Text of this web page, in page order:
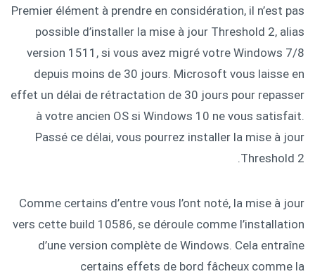
Premier élément à prendre en considération, il n’est pas
possible d’installer la mise à jour Threshold 2, alias
version 1511, si vous avez migré votre Windows 7/8
depuis moins de 30 jours. Microsoft vous laisse en
effet un délai de rétractation de 30 jours pour repasser
à votre ancien OS si Windows 10 ne vous satisfait.
Passé ce délai, vous pourrez installer la mise à jour
Threshold 2.
Comme certains d’entre vous l’ont noté, la mise à jour
vers cette build 10586, se déroule comme l’installation
d’une version complète de Windows. Cela entraîne
certains effets de bord fâcheux comme la